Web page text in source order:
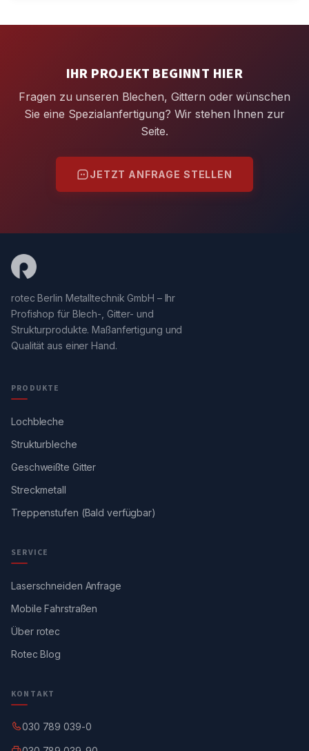
IHR PROJEKT BEGINNT HIER
Fragen zu unseren Blechen, Gittern oder wünschen
Sie eine Spezialanfertigung? Wir stehen Ihnen zur
Seite.
JETZT ANFRAGE STELLEN
rotec Berlin Metalltechnik GmbH – Ihr
Profishop für Blech-, Gitter- und
Strukturprodukte. Maßanfertigung und
Qualität aus einer Hand.
PRODUKTE
Lochbleche
Strukturbleche
Geschweißte Gitter
Streckmetall
Treppenstufen (Bald verfügbar)
SERVICE
Laserschneiden Anfrage
Mobile Fahrstraßen
Über rotec
Rotec Blog
KONTAKT
030 789 039-0